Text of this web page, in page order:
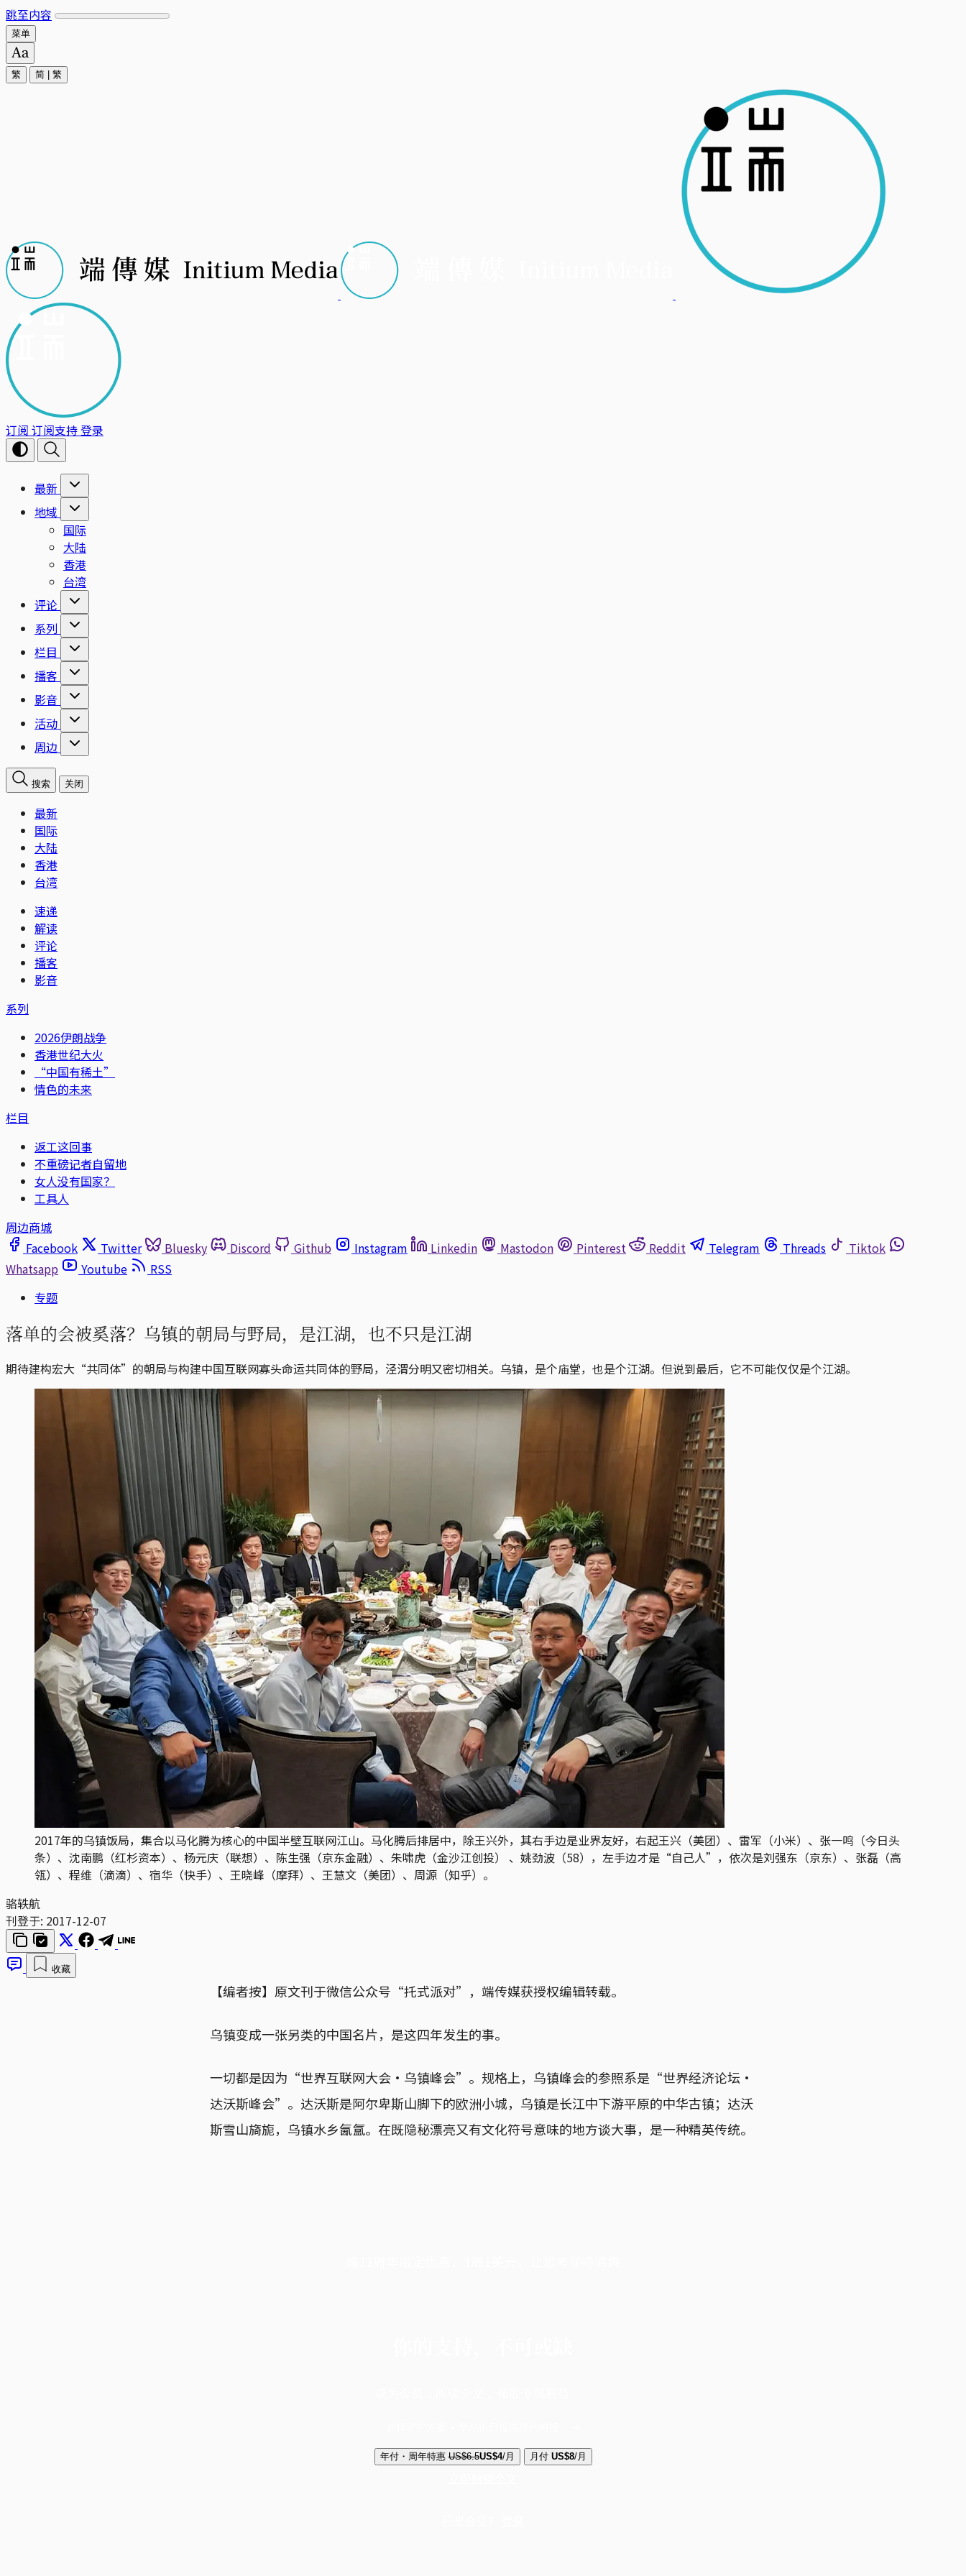
跳至内容
菜单
繁 简 繁
订阅 订阅支持登录
最新
地域
国际
大陆
香港
台湾
评论
系列
栏目
播客
影音
活动
周边
搜索 关闭
最新
国际
大陆
香港
台湾
速递
解读
评论
播客
影音
系列
2026伊朗战争
香港世纪大火
“中国有稀土”
情色的未来
栏目
返工这回事
不重磅记者自留地
女人没有国家？
工具人
周边商城
Facebook
Twitter Bluesky Discord Github Instagram Linkedin Mastodon Pinterest Reddit Telegram Threads
Tiktok
Whatsapp
Youtube
RSS
专题
落单的会被奚落？乌镇的朝局与野局，是江湖，也不只是江湖
期待建构宏大“共同体”的朝局与构建中国互联网寡头命运共同体的野局，泾渭分明又密切相关。乌镇，是个庙堂，也是个江湖。但说到最后，它不可能仅仅是个江湖。
2017年的乌镇饭局，集合以马化腾为核心的中国半壁互联网江山。马化腾后排居中，除王兴外，其右手边是业界友好，右起王兴（美团）、雷军（小米）、张一鸣（今日头
条）、沈南鹏（红杉资本）、杨元庆（联想）、陈生强（京东金融）、朱啸虎（金沙江创投） 、姚劲波（58），左手边才是“自己人”，依次是刘强东（京东）、张磊（高
瓴）、程维（滴滴）、宿华（快手）、王晓峰（摩拜）、王慧文（美团）、周源（知乎）。
骆轶航
刊登于: 2017-12-07
收藏
【编者按】原文刊于微信公众号“托式派对”，端传媒获授权编辑转载。
乌镇变成一张另类的中国名片，是这四年发生的事。
一切都是因为“世界互联网大会·乌镇峰会”。规格上，乌镇峰会的参照系是“世界经济论坛·
达沃斯峰会”。达沃斯是阿尔卑斯山脚下的欧洲小城，乌镇是长江中下游平原的中华古镇；达沃
斯雪山旖旎，乌镇水乡氤氲。在既隐秘漂亮又有文化符号意味的地方谈大事，是一种精英传统。
年付・周年特惠 US$6.5US$4/月 月付 US$8/月